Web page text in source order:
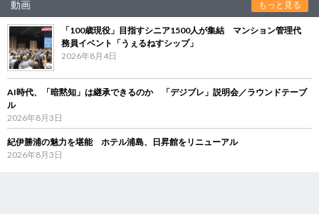
動画 もっと見る
「100歳現役」目指すシニア1500人が集結 マンション管理代
務員イベント「うぇるねすシップ」
2026年8月4日
AI時代、「暗黙知」は継承できるのか 「デジブレ」説明会／ラウンドテーブ
ル
2026年8月3日
紀伊勝浦の魅力を堪能 ホテル浦島、日昇館をリニューアル
2026年8月3日